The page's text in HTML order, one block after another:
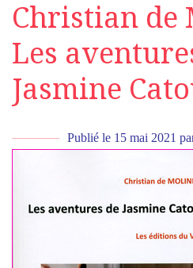
Christian de
Les
Jasmine
Publié le 15 mai 2021